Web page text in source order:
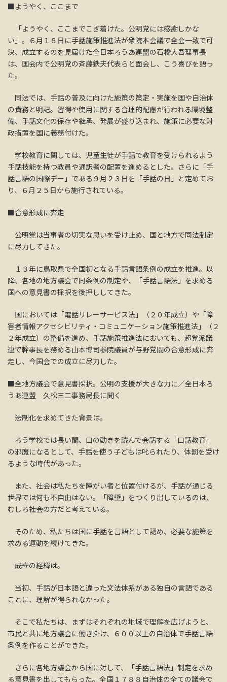
■ようやく、ここまで
「ようやく、ここまでこぎ着けた。公明党には感謝しかな
い」。６月１８日に手話施策推進法が衆院本会議で全会一致で可
決、成立するのを見届けた全日本ろうあ連盟の石橋大吾理事長
は、国会内で公明党の斉藤鉄夫代表らと面会し、こう喜びを語っ
た。
同法では、手話の普及に向けた施策の策定・実施を国や自治体
の責務と明記。習得や使用に関する合理的配慮が行われる環境整
備、手話文化の保存や継承、発展が盛り込まれ、施策に必要な財
政措置を国に義務付けた。
学校教育に関しては、児童生徒が手話で教育を受けられるよう
手話技能を持つ教員や通訳者の配置を進めるとした。さらに「手
話言語の国際デー」である９月２３日を「手話の日」と定めてお
り、６月２５日から施行されている。
■合意形成に奔走
公明党は当事者の切実な思いを受け止め、国と地方で同法制定
に尽力してきた。
１３年に鳥取県で全国初となる手話言語条例の成立を推進。以
降、各地の地方議会で同条例の制定や、「手話言語法」を求める
国への意見書の採択を後押ししてきた。
国においては「電話リレーサービス法」（２０年成立）や「障
害者情報アクセシビリティ・コミュニケーション施策推進法」（２
２年成立）の整備を進め、手話施策推進法においても、超党派議
連で幹事長を務める山本博司参院議員が与野党間の合意形成に奔
走し、今国会での成立に尽力した。
■全地方議会で意見書採択。公明の支援が大きな力に／全日本ろ
うあ連盟 久松三二事務局長に聞く
――法制化を求めてきた背景は。
ろう学校では長い間、口の動きを読んで会話する「口話教育」
の邪魔になるとして、手話を使う子どもは叱られたり、体罰を受け
るような時代があった。
また、社会は私たちを障がい者と位置付けるが、手話が通じる
世界では何も不自由はない。「障壁」をつくり出しているのは、
むしろ社会の方だと考えている。
そのため、私たちは国に手話を言語として認め、必要な施策を
求める運動を続けてきた。
――成立の経緯は。
当初、手話が日本語と違った文法体系がある独自の言語である
ことに、理解が得られなかった。
そこで私たちは、まずはそれぞれの地域で理解を広げようと、
市民と共に地方議会に働き掛け、６００以上の自治体で手話言語
条例を作ることができた。
さらに各地方議会から国に対して、「手話言語法」制定を求め
る意見書を出してもらった。全国１７８８自治体の全ての議会で